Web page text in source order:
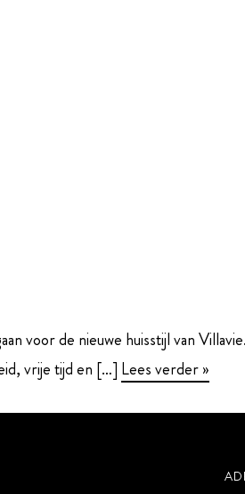
voor de nieuwe huisstijl van
vrije tijd en […] Lees verder »